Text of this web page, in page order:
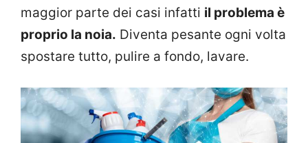
maggior parte dei casi infatti il problema è
proprio la noia. Diventa pesante ogni volta
spostare tutto, pulire a fondo, lavare.